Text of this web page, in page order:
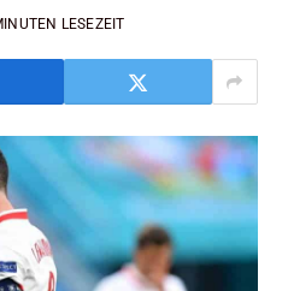
LESEZEIT